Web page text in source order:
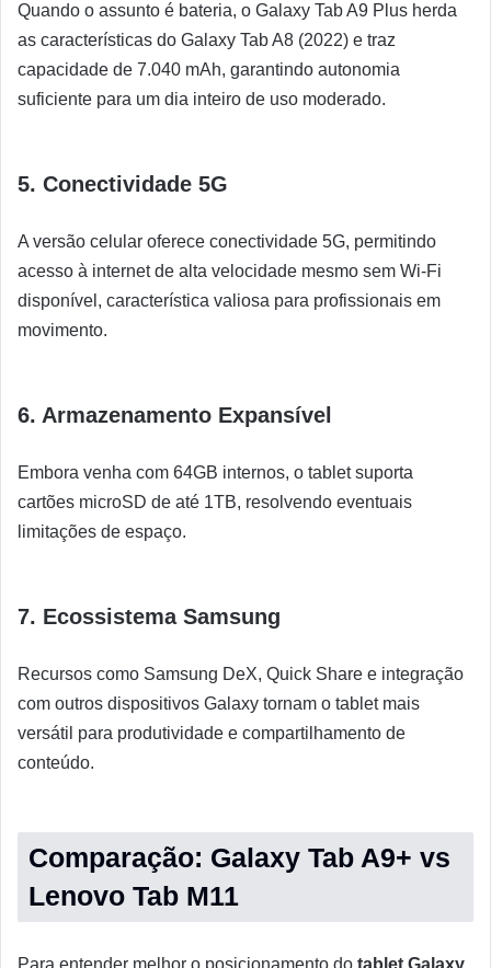
Quando o assunto é bateria, o Galaxy Tab A9 Plus herda
as características do Galaxy Tab A8 (2022) e traz
capacidade de 7.040 mAh, garantindo autonomia
suficiente para um dia inteiro de uso moderado.
5. Conectividade 5G
A versão celular oferece conectividade 5G, permitindo
acesso à internet de alta velocidade mesmo sem Wi-Fi
disponível, característica valiosa para profissionais em
movimento.
6. Armazenamento Expansível
Embora venha com 64GB internos, o tablet suporta
cartões microSD de até 1TB, resolvendo eventuais
limitações de espaço.
7. Ecossistema Samsung
Recursos como Samsung DeX, Quick Share e integração
com outros dispositivos Galaxy tornam o tablet mais
versátil para produtividade e compartilhamento de
conteúdo.
Comparação: Galaxy Tab A9+ vs
Lenovo Tab M11